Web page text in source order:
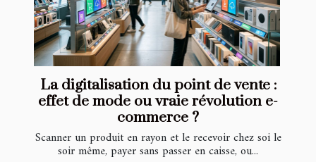
La digitalisation du point de vente :
effet de mode ou vraie révolution e-
commerce ?
Scanner un produit en rayon et le recevoir chez soi le
soir même, payer sans passer en caisse, ou...